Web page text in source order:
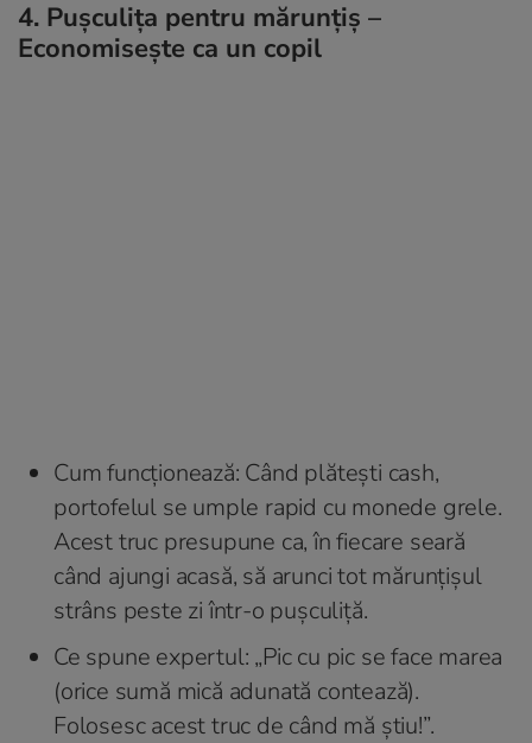
4. Pușculița pentru mărunțiș –
Economisește ca un copil
Cum funcționează: Când plătești cash,
portofelul se umple rapid cu monede grele.
Acest truc presupune ca, în fiecare seară
când ajungi acasă, să arunci tot mărunțișul
strâns peste zi într-o pușculiță.
Ce spune expertul: „Pic cu pic se face marea
(orice sumă mică adunată contează).
Folosesc acest truc de când mă știu!”.